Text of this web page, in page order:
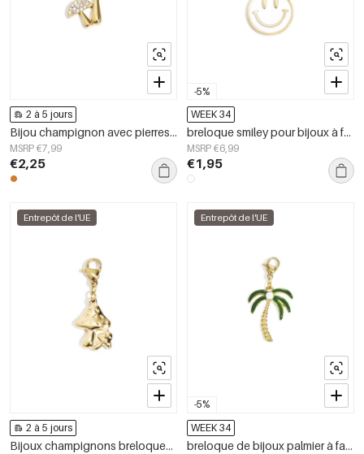
2 à 5 jours
Bijou champignon avec pierres à faire soi-même
MSRP €7,99
€2,25
-5%
WEEK 34
breloque smiley pour bijoux à faire soi-même
MSRP €6,99
€1,95
Entrepôt de l'UE
2 à 5 jours
Bijoux champignons breloques à faire soi-même
-5%
Entrepôt de l'UE
WEEK 34
breloque de bijoux palmier à faire soi-même